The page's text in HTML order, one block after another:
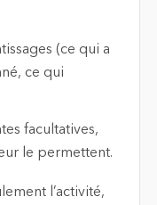
(ce qui a
ce qui
facultatives,
le permettent.
l’activité,